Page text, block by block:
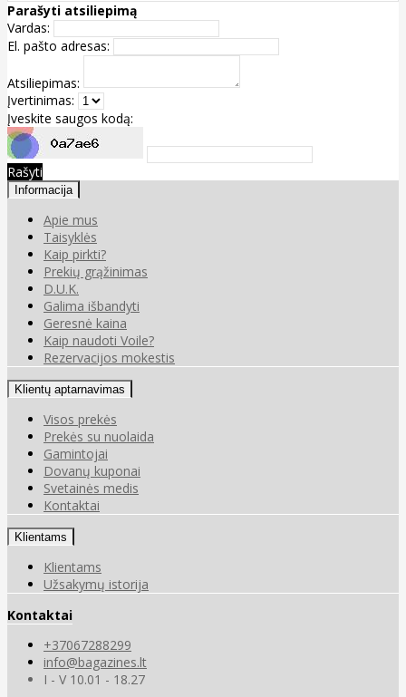
Parašyti atsiliepimą
Vardas:
El. pašto adresas:
Atsiliepimas:
Įvertinimas:
Įveskite saugos kodą:
Rašyti
Informacija
Apie mus
Taisyklės
Kaip pirkti?
Prekių grąžinimas
D.U.K.
Galima išbandyti
Geresnė kaina
Kaip naudoti Voile?
Rezervacijos mokestis
Klientų aptarnavimas
Visos prekės
Prekės su nuolaida
Gamintojai
Dovanų kuponai
Svetainės medis
Kontaktai
Klientams
Klientams
Užsakymų istorija
Kontaktai
+37067288299
info@bagazines.lt
I - V 10.01 - 18.27